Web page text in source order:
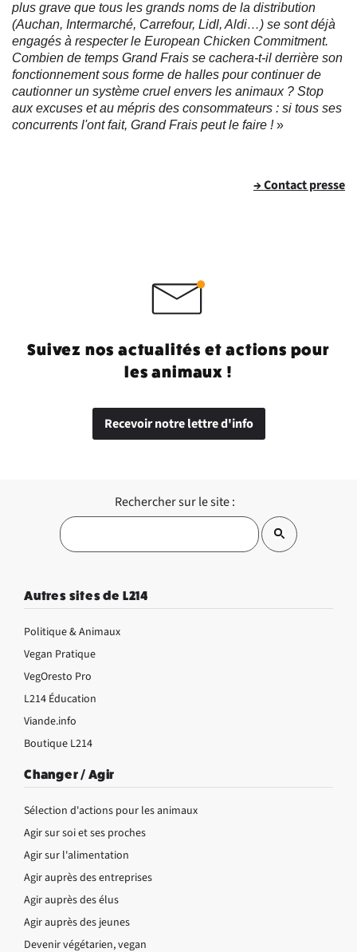
plus grave que tous les grands noms de la distribution
(Auchan, Intermarché, Carrefour, Lidl, Aldi…) se sont déjà
engagés à respecter le European Chicken Commitment.
Combien de temps Grand Frais se cachera-t-il derrière son
fonctionnement sous forme de halles pour continuer de
cautionner un système cruel envers les animaux ? Stop
aux excuses et au mépris des consommateurs : si tous ses
concurrents l'ont fait, Grand Frais peut le faire !»
→ Contact presse
Suivez nos actualités et actions pour
les animaux !
Recevoir notre lettre d'info
Rechercher sur le site :
Autres sites de L214
Politique & Animaux
Vegan Pratique
VegOresto Pro
L214 Éducation
Viande.info
Boutique L214
Changer / Agir
Sélection d'actions pour les animaux
Agir sur soi et ses proches
Agir sur l'alimentation
Agir auprès des entreprises
Agir auprès des élus
Agir auprès des jeunes
Devenir végétarien, vegan